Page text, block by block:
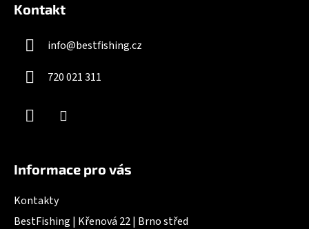
Kontakt
info@bestfishing.cz
720 021 311
Informace pro vás
Kontakty
BestFishing | Křenová 22 | Brno střed